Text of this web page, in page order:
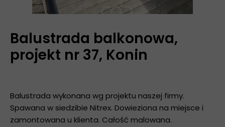
Balustrada balkonowa,
projekt nr 37, Konin
Balustrada wykonana wg projektu naszej firmy.
Spawana w siedzibie Nitrex. Dowieziona na miejsce i
zamontowana u klienta. Całość malowana.